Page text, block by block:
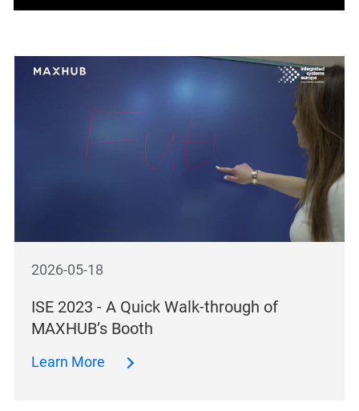
2026-05-18
ISE 2023 - A Quick Walk-through of
MAXHUB’s Booth
Learn More